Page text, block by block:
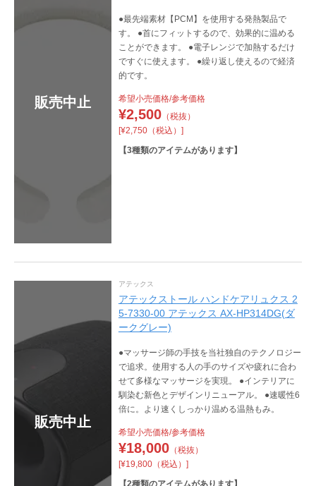
販売中止
●最先端素材【PCM】を使用する発熱製品で
す。 ●首にフィットするので、効果的に温める
ことができます。 ●電子レンジで加熱するだけ
ですぐに使えます。 ●繰り返し使えるので経済
的です。
希望小売価格/参考価格
¥2,500（税抜）
[¥2,750（税込）]
【3種類のアイテムがあります】
販売中止
アテックス
アテックストール ハンドケアリュクス 2
5-7330-00 アテックス AX-HP314DG(ダ
ークグレー)
●マッサージ師の手技を当社独自のテクノロジー
で追求。使用する人の手のサイズや疲れに合わ
せて多様なマッサージを実現。 ●インテリアに
馴染む新色とデザインリニューアル。 ●速暖性6
倍に。より速くしっかり温める温熱もみ。
希望小売価格/参考価格
¥18,000（税抜）
[¥19,800（税込）]
【2種類のアイテムがあります】